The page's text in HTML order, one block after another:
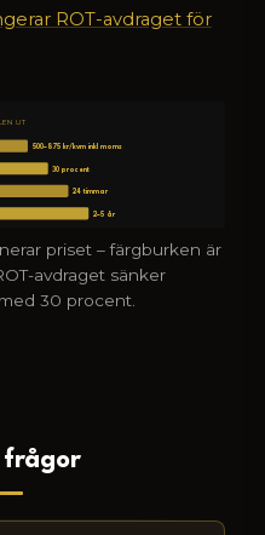
ROT-avdraget för
UT
500–875 kr/kvm inkl moms
30 procent
24 timmar
2–5 år
priset – färgburken är
avdraget sänker
30 procent.
frågor